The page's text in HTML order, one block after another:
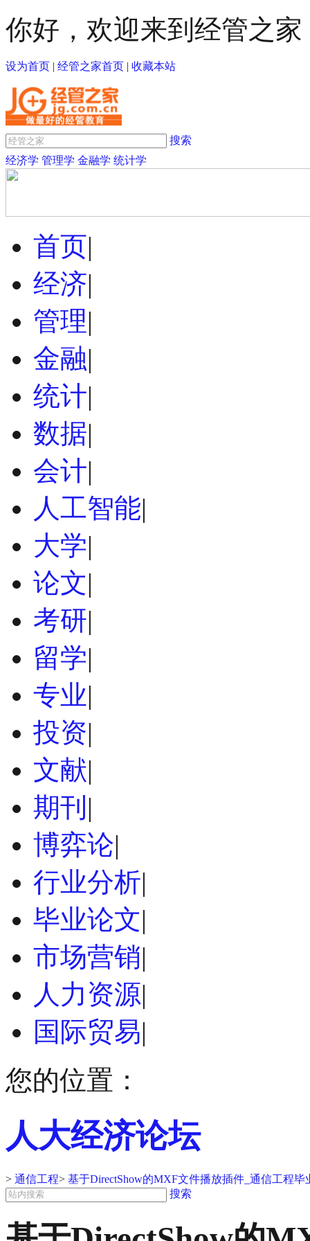
你好，欢迎来到经管之家
设为首页 | 经管之家首页 | 收藏本站
搜索
经济学 管理学 金融学 统计学
首页|
经济|
管理|
金融|
统计|
数据|
会计|
人工智能|
大学|
论文|
考研|
留学|
专业|
投资|
文献|
期刊 |
博弈论|
行业分析|
毕业论文|
市场营销|
人力资源|
国际贸易|
您的位置：
人大经济论坛
> 通信工程> 基于DirectShow的MXF文件播放插件_通信工程毕
搜索